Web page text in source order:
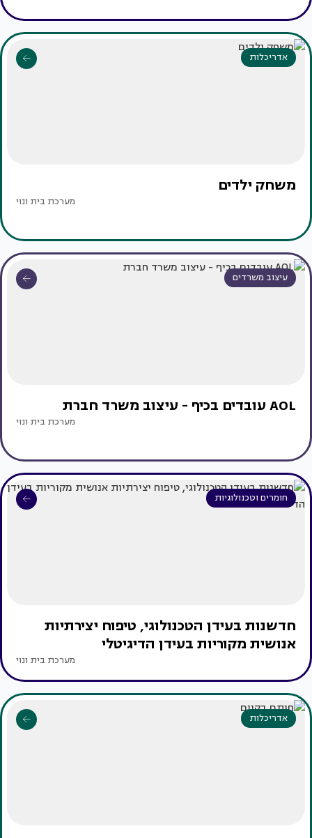
אדריכלות
משחק ילדים
מערכת בית ונוי
עיצוב משרדים
AOL עובדים בכיף - עיצוב משרד חברת
מערכת בית ונוי
חומרים וטכנולוגיות
חדשנות בעידן הטכנולוגי, טיפוח יצירתיות
אנושית מקוריות בעידן הדיגיטלי
מערכת בית ונוי
אדריכלות